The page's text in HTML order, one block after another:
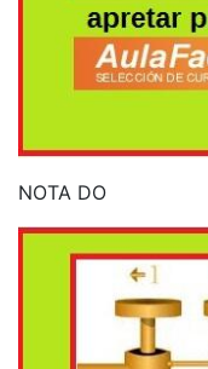
NOTA DO